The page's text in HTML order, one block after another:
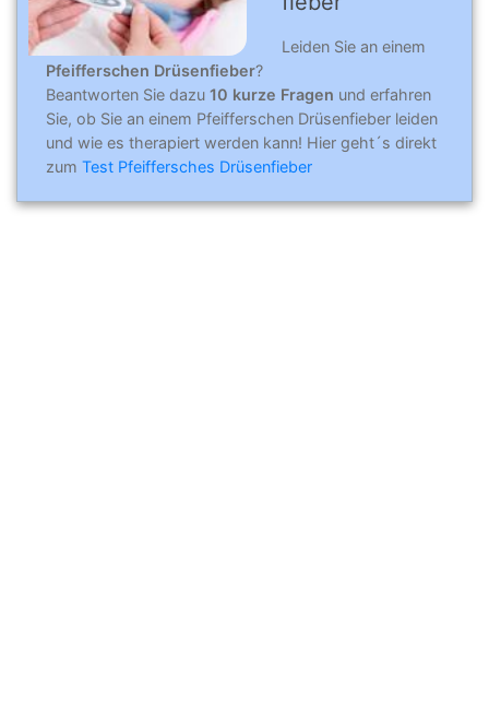
Leiden Sie an einem
Pfeifferschen Drüsenfieber?
Beantworten Sie dazu 10 kurze Fragen und erfahren
Sie, ob Sie an einem Pfeifferschen Drüsenfieber leiden
und wie es therapiert werden kann! Hier geht´s direkt
zum Test Pfeiffersches Drüsenfieber